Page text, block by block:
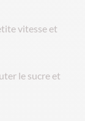
vitesse et
le sucre et